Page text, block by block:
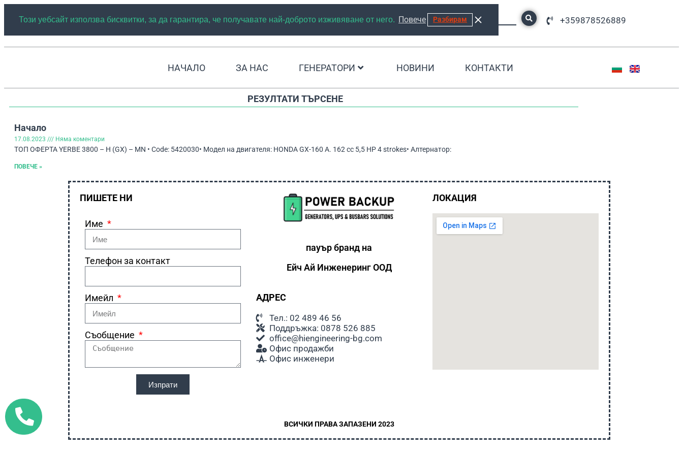
Този уебсайт използва бисквитки, за да гарантира, че получавате най-доброто изживяване от него. Повече Разбирам +359878526889
НАЧАЛО ЗА НАС ГЕНЕРАТОРИ НОВИНИ КОНТАКТИ
РЕЗУЛТАТИ ТЪРСЕНЕ
Начало
17.08.2023 Няма коментари
ТОП ОФЕРТА YERBE 3800 – H (GX) – MN • Code: 5420030• Модел на двигателя: HONDA GX-160 A. 162 cc 5,5 HP 4 strokes• Алтернатор:
ПОВЕЧЕ »
ПИШЕТЕ НИ
Име
Телефон за контакт
Имейл
Съобщение
Изпрати
пауър бранд на
Ейч Ай Инженеринг ООД
АДРЕС
Тел.: 02 489 46 56
Поддръжка: 0878 526 885
office@hiengineering-bg.com
Офис продажби
Офис инженери
ЛОКАЦИЯ
ВСИЧКИ ПРАВА ЗАПАЗЕНИ 2023